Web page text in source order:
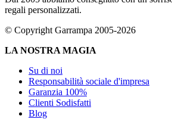
regali personalizzati.
© Copyright Garrampa 2005-2026
LA NOSTRA MAGIA
Su di noi
Responsabilità sociale d'impresa
Garanzia 100%
Clienti Sodisfatti
Blog